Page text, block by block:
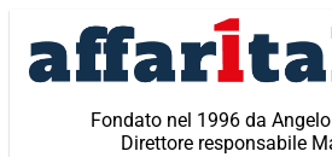
contenuto
Fondato nel 1996 da
Direttore responsabile